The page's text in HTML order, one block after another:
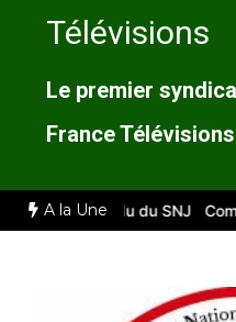
Télévisions
Le premier
France Télévisions
A la Une
rendu du SNJ